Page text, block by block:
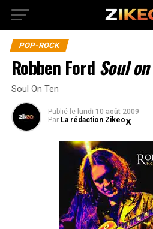
POP-ROCK
Robben Ford Soul
Soul On Ten
Publié le lundi 10 août 2009
Par La rédaction Zikeo